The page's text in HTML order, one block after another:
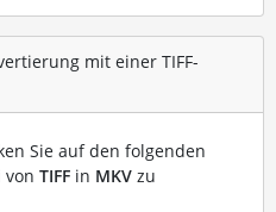
mit einer TIFF-
Sie auf den folgenden
von TIFFin MKVzu